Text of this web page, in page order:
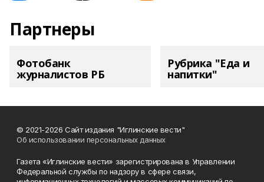
Партнеры
Фотобанк
журналистов РБ
Рубрика "Еда и
напитки"
© 2021-2026 Сайт издания "Иглинские вести"
Об использовании персональных данных
Газета «Иглинские вести» зарегистрирована в Управлении
Федеральной службы по надзору в сфере связи,